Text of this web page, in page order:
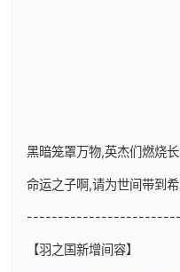
黑暗笼罩万物,英杰们燃烧
命运之子啊,请为世间带到希
【羽之国新增间容】